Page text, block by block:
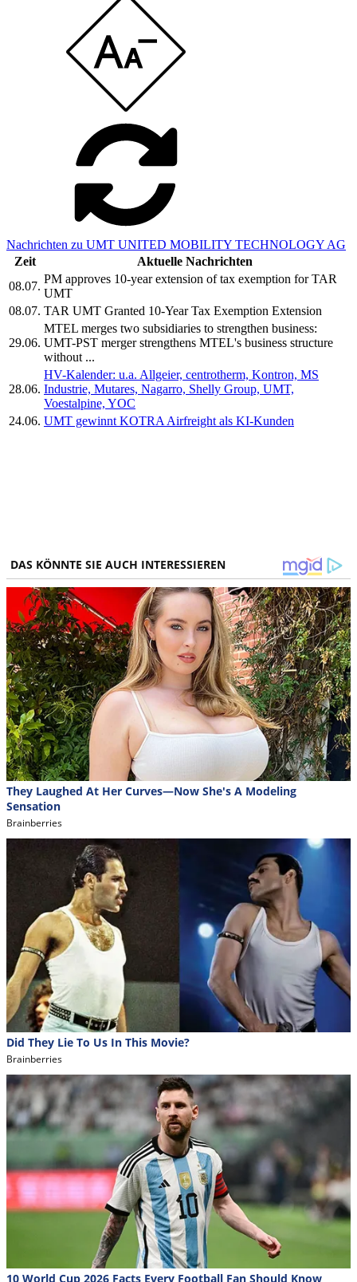
Nachrichten zu UMT UNITED MOBILITY TECHNOLOGY AG
Zeit
Aktuelle Nachrichten
08.07.
PM approves 10-year extension of tax exemption for TAR
UMT
08.07. TAR UMT Granted 10-Year Tax Exemption Extension
29.06.
MTEL merges two subsidiaries to strengthen business:
UMT-PST merger strengthens MTEL's business structure
without ...
28.06.
HV-Kalender: u.a. Allgeier, centrotherm, Kontron, MS
Industrie, Mutares, Nagarro, Shelly Group, UMT,
Voestalpine, YOC
24.06. UMT gewinnt KOTRA Airfreight als KI-Kunden